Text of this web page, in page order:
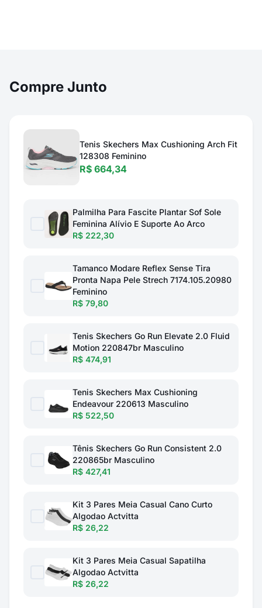
Compre Junto
Tenis Skechers Max Cushioning Arch Fit
128308 Feminino
R$ 664,34
Palmilha Para Fascite Plantar Sof Sole
Feminina Alívio E Suporte Ao Arco
R$ 222,30
Tamanco Modare Reflex Sense Tira
Pronta Napa Pele Strech 7174.105.20980
Feminino
R$ 79,80
Tenis Skechers Go Run Elevate 2.0 Fluid
Motion 220847br Masculino
R$ 474,91
Tenis Skechers Max Cushioning
Endeavour 220613 Masculino
R$ 522,50
Tênis Skechers Go Run Consistent 2.0
220865br Masculino
R$ 427,41
Kit 3 Pares Meia Casual Cano Curto
Algodao Actvitta
R$ 26,22
Kit 3 Pares Meia Casual Sapatilha
Algodao Actvitta
R$ 26,22